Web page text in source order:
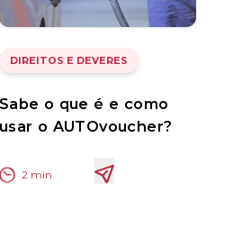
DIREITOS E DEVERES
Sabe o que é e como
usar o AUTOvoucher?
2 min